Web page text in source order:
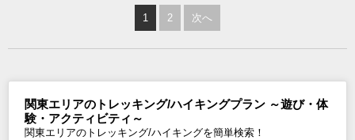
1 2 次へ
関東エリアのトレッキング/ハイキングプラン ～遊び・体
験・アクティビティ～
関東エリアのトレッキング/ハイキングを簡単検索！